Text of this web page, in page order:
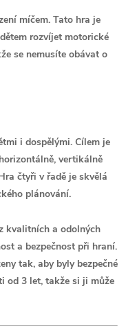
míčem. Tato hra je
rozvíjet motorické
se nemusíte obávat o
i dospělými. Cílem je
vertikálně
čtyři v řadě je skvělá
plánování.
kvalitních a odolných
a bezpečnost při hraní.
tak, aby byly bezpečné
od 3 let, takže si ji může